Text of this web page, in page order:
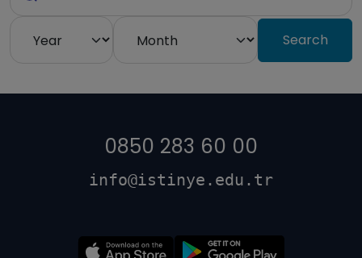
0850 283 60 00
info@istinye.edu.tr